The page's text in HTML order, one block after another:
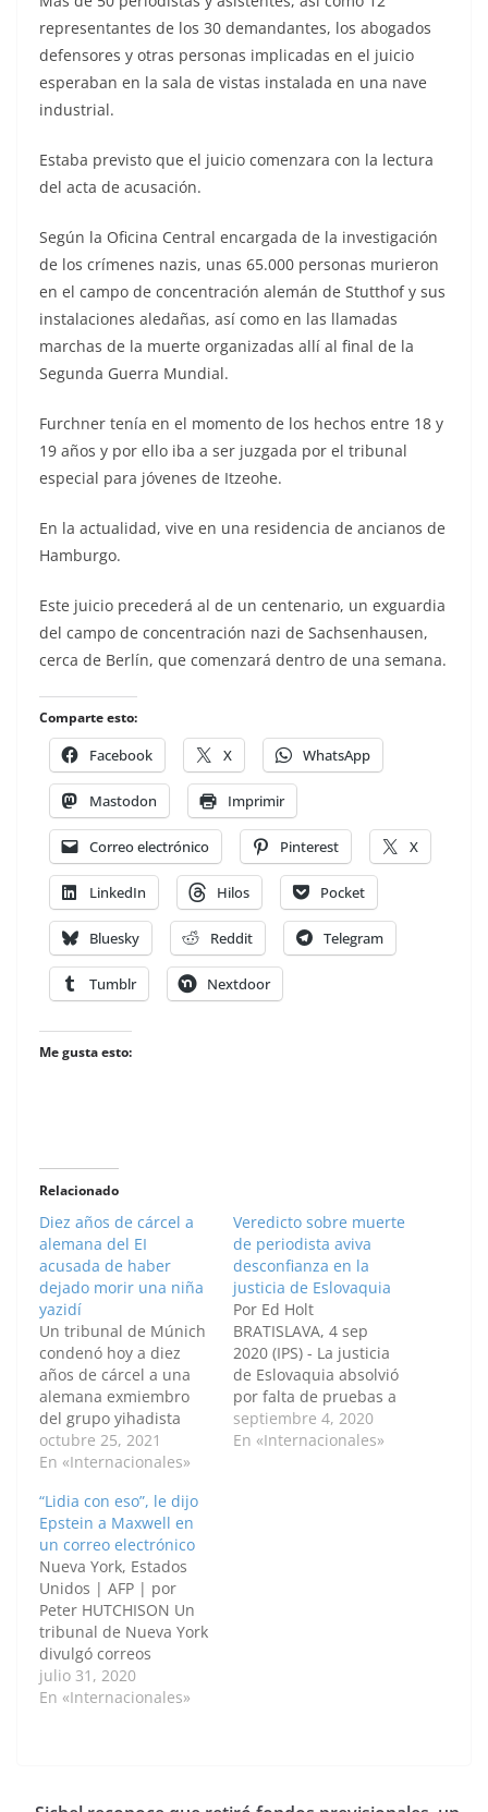
representantes de los 30 demandantes, los abogados
defensores y otras personas implicadas en el juicio
esperaban en la sala de vistas instalada en una nave
industrial.
Estaba previsto que el juicio comenzara con la lectura
del acta de acusación.
Según la Oficina Central encargada de la investigación
de los crímenes nazis, unas 65.000 personas murieron
en el campo de concentración alemán de Stutthof y sus
instalaciones aledañas, así como en las llamadas
marchas de la muerte organizadas allí al final de la
Segunda Guerra Mundial.
Furchner tenía en el momento de los hechos entre 18 y
19 años y por ello iba a ser juzgada por el tribunal
especial para jóvenes de Itzeohe.
En la actualidad, vive en una residencia de ancianos de
Hamburgo.
Este juicio precederá al de un centenario, un exguardia
del campo de concentración nazi de Sachsenhausen,
cerca de Berlín, que comenzará dentro de una semana.
Comparte esto:
Facebook X WhatsApp
Mastodon Imprimir
Correo electrónico Pinterest X
LinkedIn Hilos Pocket
Bluesky Reddit Telegram
Tumblr Nextdoor
Me gusta esto:
Relacionado
Diez años de cárcel a
alemana del EI
acusada de haber
dejado morir una niña
yazidí
Un tribunal de Múnich
condenó hoy a diez
años de cárcel a una
alemana exmiembro
del grupo yihadista
Estado Islámico (EI),
acusada de dejar morir
yazidí convertida en
esclava en Irak.Jennifer
Wenisch, de 30 años,
fue declarada culpable
de "crimen contra la
humanidad que
causó…
octubre 25, 2021
En «Internacionales»
Veredicto sobre muerte
de periodista aviva
desconfianza en la
justicia de Eslovaquia
Por Ed Holt
BRATISLAVA, 4 sep
2020 (IPS) - La justicia
de Eslovaquia absolvió
por falta de pruebas a
un empresario con
supuestos vínculos con
septiembre 4, 2020
En «Internacionales»
“Lidia con eso”, le dijo
Epstein a Maxwell en
un correo electrónico
Nueva York, Estados
Unidos | AFP | por
Peter HUTCHISON Un
tribunal de Nueva York
divulgó correos
electrónicos en los que
el ya fallecido
Maxwell, su expareja y
julio 31, 2020
En «Internacionales»